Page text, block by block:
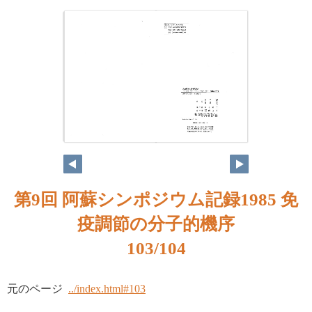
第9回 阿蘇シンポジウム記録1985 免
疫調節の分子的機序
103/104
元のページ ../index.html#103